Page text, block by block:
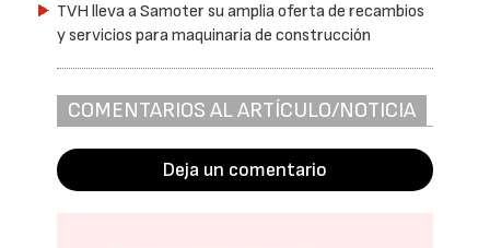
TVH lleva a Samoter su amplia oferta de recambios
y servicios para maquinaria de construcción
COMENTARIOS AL ARTÍCULO/NOTICIA
Deja un comentario